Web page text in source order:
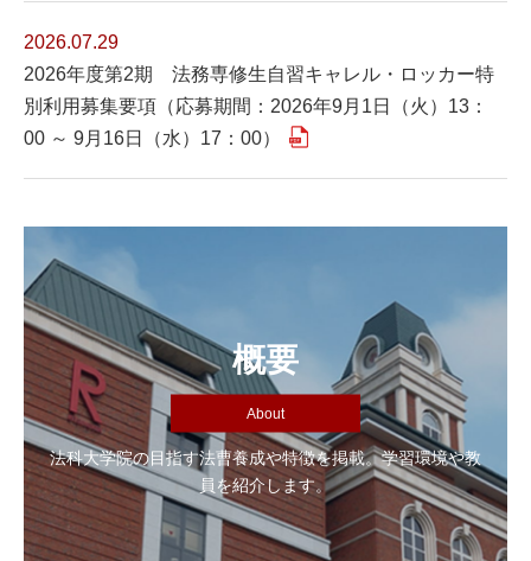
2026.07.29
2026年度第2期 法務専修生自習キャレル・ロッカー特
別利用募集要項（応募期間：2026年9月1日（火）13：
00 ～ 9月16日（水）17：00）
概要
About
法科大学院の目指す法曹養成や特徴を掲載。学習環境や教
員を紹介します。